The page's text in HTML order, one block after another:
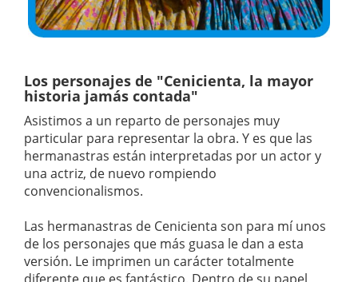
Los personajes de "Cenicienta, la mayor
historia jamás contada"
Asistimos a un reparto de personajes muy
particular para representar la obra. Y es que las
hermanastras están interpretadas por un actor y
una actriz, de nuevo rompiendo
convencionalismos.
Las hermanastras de Cenicienta son para mí unos
de los personajes que más guasa le dan a esta
versión. Le imprimen un carácter totalmente